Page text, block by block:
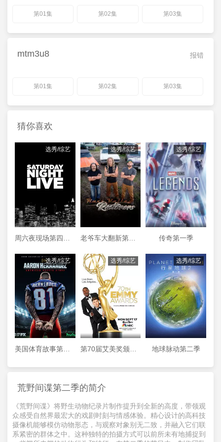
第01集 第02集 第03集
报错
mtm3u8
第01集 第02集 第03集
猜你喜欢
选秀/综艺 选秀/综艺
老爷车大翻新第三季
选秀/综艺
传奇第一季
选秀/综艺
美国体育故事第一季
选秀/综艺
第70届艾美奖颁奖典礼
选秀/综艺
地球脉动第二季
荒野间谍第二季的简介
《荒野间谍》将野生动物纪录片制作提升到全新的高度，带领观
众感受自然界最宏大的戏剧时刻与情感体验。精心设计的高科技
摄像机能够模仿动物形态，与观察对象别无二致，并融入它们联
系紧密的群体之中。这种独特的拍摄方式可以前所未有地捕捉到